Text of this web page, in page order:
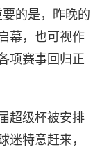
的是，昨晚的
幕，也可视作
项赛事回归正
超级杯被安排
迷特意赶来，